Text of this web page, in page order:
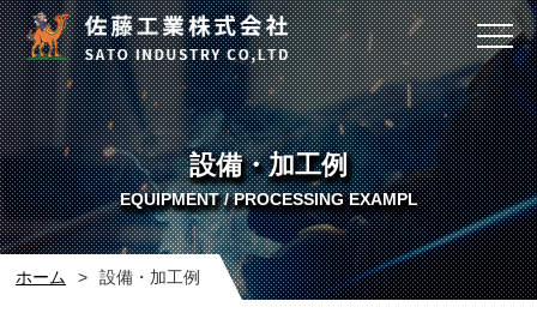
設備・加工例
EQUIPMENT / PROCESSING EXAMPL
ホーム > 設備・加工例